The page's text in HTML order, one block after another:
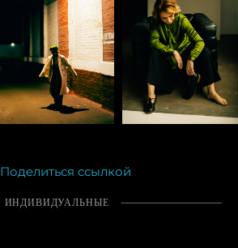
Поделиться ссылкой
ИНДИВИДУАЛЬНЫЕ